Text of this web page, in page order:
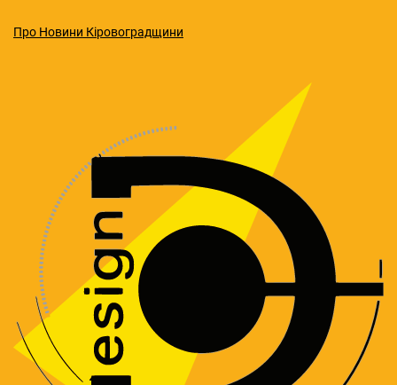
Про Новини Кіровоградщини